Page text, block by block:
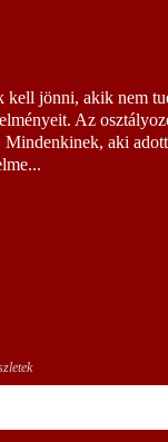
kell jönni, akik nem
Az
Mindenkinek, aki